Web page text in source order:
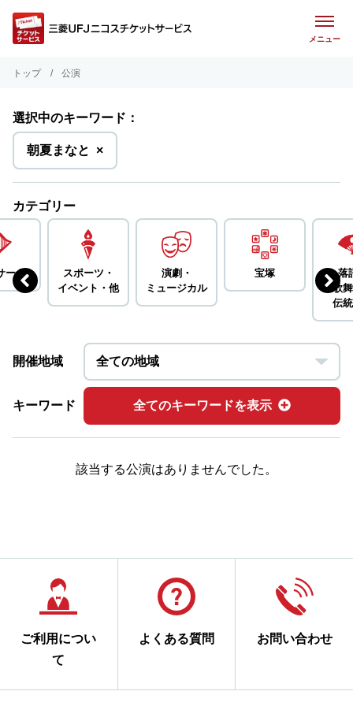
メニュー
トップ 公演
選択中のキーワード：
朝夏まなと を
削
除
×
カテゴリー
ート
スポーツ・
イベント・ 他
演劇・
ミュージカル
宝塚
落
歌
伝
開催地域
キーワード 全てのキーワードを表示
該当する公演はありませんでした。
ご利用につい
て
よくある質問 お問い合わせ